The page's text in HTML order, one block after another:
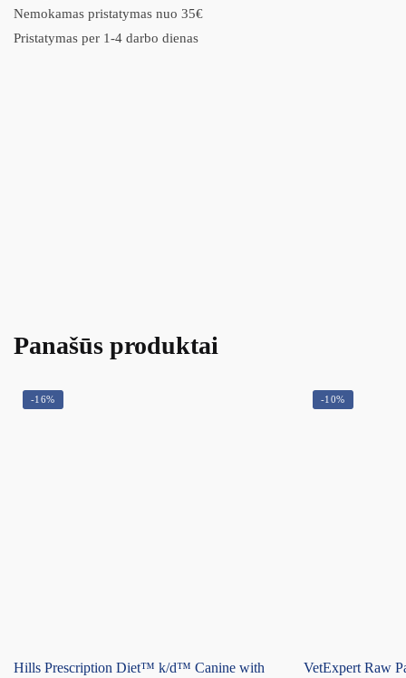
Nemokamas pristatymas nuo 35€
Pristatymas per 1-4 darbo dienas
Panašūs produktai
-16%
Hills Prescription Diet™ k/d™ Canine with
-10%
VetExpert Raw